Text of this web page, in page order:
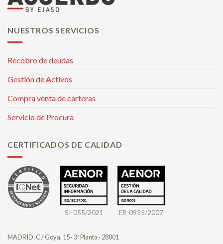
NUESTROS SERVICIOS
Recobro de deudas
Gestión de Activos
Compra venta de carteras
Servicio de Procura
CERTIFICADOS DE CALIDAD
SI-055/2021 ER-0935/2007
MADRID: C / Goya, 15 · 3ª Planta · 28001